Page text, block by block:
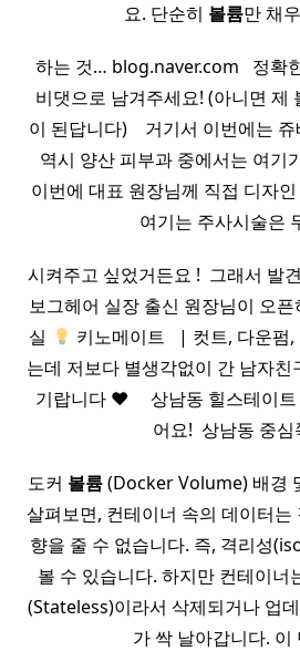
요. 단순히 볼륨만 채
하는 것… blog.naver.com ​ ​ 정확
비댓으로 남겨주세요! (아니면 제
이 된답니다) ​ ​ ​ 거기서 이번에는 쥬
역시 양산 피부과 중에서는 여기
이번에 대표 원장님께 직접 디자
여기는 주사시술은
시켜주고 싶었거든요 ! ​ 그래서 발
보그헤어 실장 출신 원장님이 오
실
키노메이트 ​ ​ | 컷트, 다운펌,
는데 저보다 별생각없이 간 남자친
기랍니다 ♥ ​ ​ ​ ​ 상남동 힐스테이
어요! ​ 상남동 중
도커 볼륨(Docker Volume) 배경
살펴보면, 컨테이너 속의 데이터는
향을 줄 수 없습니다. 즉, 격리성
볼 수 있습니다. 하지만 컨테이너
(Stateless)이라서 삭제되거나 업
가 싹 날아갑니다.